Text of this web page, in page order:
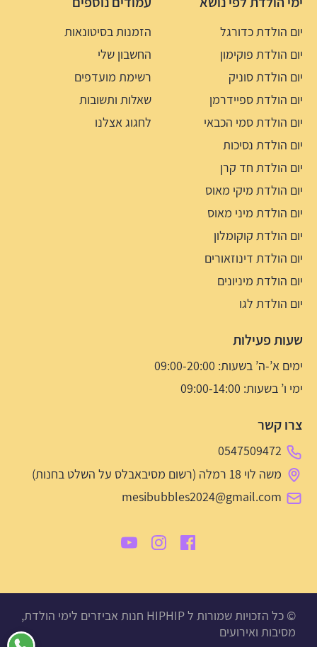
יום הולדת כדורגל
יום הולדת פוקימון
יום הולדת סוניק
יום הולדת ספיידרמן
יום הולדת סמי הכבאי
יום הולדת נסיכות
יום הולדת חד קרן
יום הולדת מיקי מאוס
יום הולדת מיני מאוס
יום הולדת קוקומלון
יום הולדת דינוזאורים
יום הולדת מיניונים
יום הולדת לגו
הזמנות בסיטונאות
החשבון שלי
רשימת מועדפים
שאלות ותשובות
לחגוג אצלנו
שעות פעילות
ימים א’-ה’ בשעות: 09:00-20:00
ימי ו’ בשעות: 09:00-14:00
צרו קשר
0547509472
משה לוי 18 רמלה (רשום מסיבאבלס על השלט בחנות)
mesibubbles2024@gmail.com
© כל הזכויות שמורות ל HIPHIP חנות אביזרים לימי הולדת,
מסיבות ואירועים